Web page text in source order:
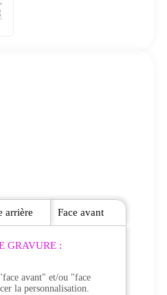
GRAVURE :
avant" et/ou "face
la personnalisation.
arrière Face avant